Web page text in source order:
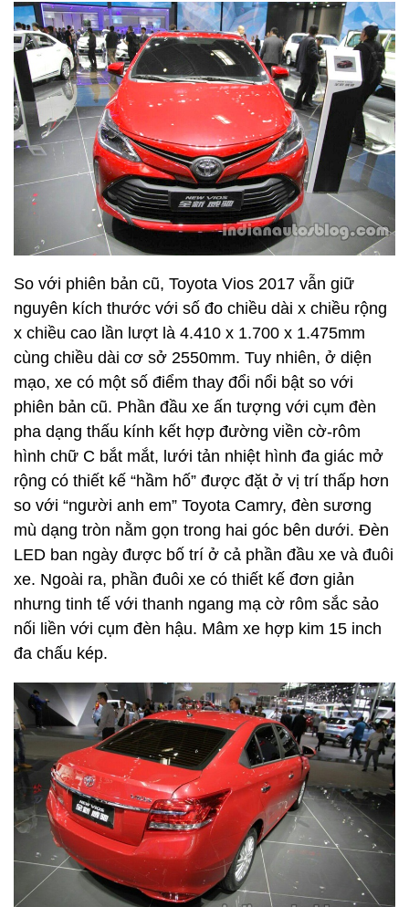
So với phiên bản cũ, Toyota Vios 2017 vẫn giữ
nguyên kích thước với số đo chiều dài x chiều rộng
x chiều cao lần lượt là 4.410 x 1.700 x 1.475mm
cùng chiều dài cơ sở 2550mm. Tuy nhiên, ở diện
mạo, xe có một số điểm thay đổi nổi bật so với
phiên bản cũ. Phần đầu xe ấn tượng với cụm đèn
pha dạng thấu kính kết hợp đường viền cờ-rôm
hình chữ C bắt mắt, lưới tản nhiệt hình đa giác mở
rộng có thiết kế “hầm hố” được đặt ở vị trí thấp hơn
so với “người anh em” Toyota Camry, đèn sương
mù dạng tròn nằm gọn trong hai góc bên dưới. Đèn
LED ban ngày được bố trí ở cả phần đầu xe và đuôi
xe. Ngoài ra, phần đuôi xe có thiết kế đơn giản
nhưng tinh tế với thanh ngang mạ cờ rôm sắc sảo
nối liền với cụm đèn hậu. Mâm xe hợp kim 15 inch
đa chấu kép.